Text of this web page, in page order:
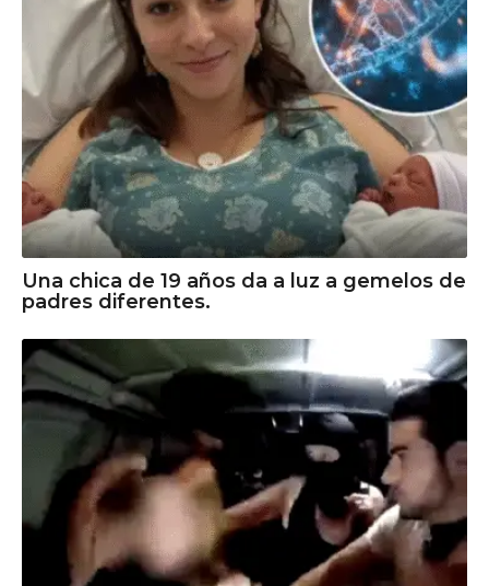
Una chica de 19 años da a luz a gemelos de
padres diferentes.